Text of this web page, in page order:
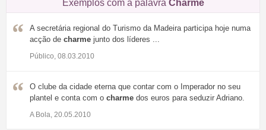
Exemplos com a palavra Charme
A secretária regional do Turismo da Madeira participa hoje numa
acção de charme junto dos líderes ...
Público, 08.03.2010
O clube da cidade eterna que contar com o Imperador no seu
plantel e conta com o charme dos euros para seduzir Adriano.
A Bola, 20.05.2010